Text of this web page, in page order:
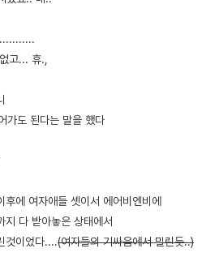
고... 휴.,
가도 된다는 말을 했다
후에 여자애들 셋이서 에어비엔비에
지 다 받아놓은 상태에서
것이었다....(여자들의 기싸움에서 밀린듯..)